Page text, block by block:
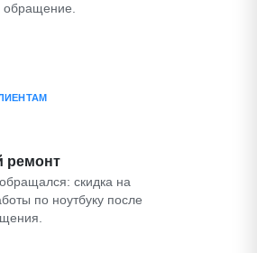
обращение.
ремонт
скидка на
по ноутбуку после